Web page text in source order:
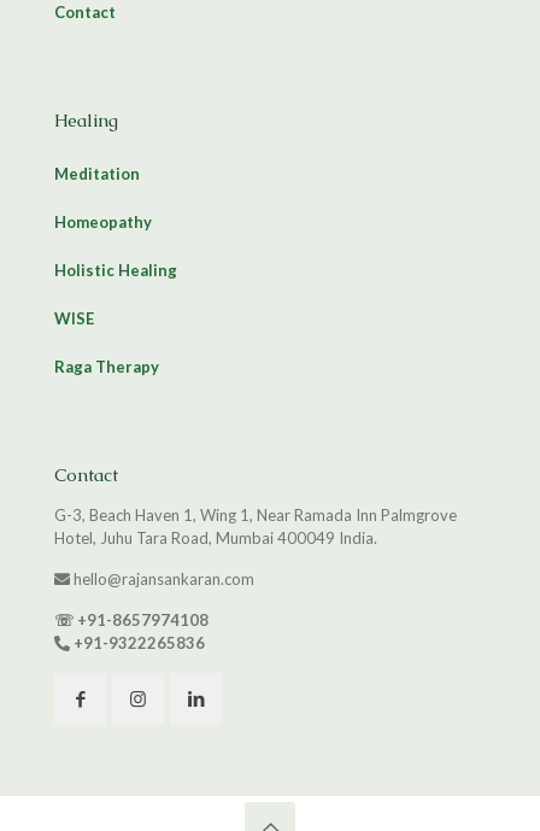
Contact
Healing
Meditation
Homeopathy
Holistic Healing
WISE
Raga Therapy
Contact
G-3, Beach Haven 1, Wing 1, Near Ramada Inn Palmgrove
Hotel, Juhu Tara Road, Mumbai 400049 India.
hello@rajansankaran.com
☏ +91-8657974108
+91-9322265836